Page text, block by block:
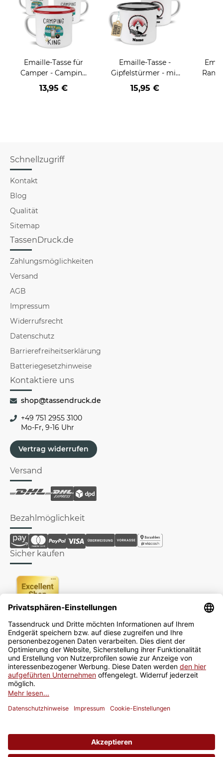
Emaille-Tasse für
Camper - Camping
King - 300 ml
13,95 €
Emaille-Tasse -
Gipfelstürmer - mit
Name - 480 ml
15,95 €
Rand
Schnellzugriff
Kontakt
Blog
Qualität
Sitemap
TassenDruck.de
Zahlungsmöglichkeiten
Versand
AGB
Impressum
Widerrufsrecht
Datenschutz
Barrierefreiheitserklärung
Batteriegesetzhinweise
Kontaktiere uns
shop@tassendruck.de
+49 751 2955 3100
Mo-Fr, 9-16 Uhr
Vertrag widerrufen
Versand
Bezahlmöglichkeit
Sicher kaufen
Newsletter